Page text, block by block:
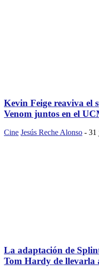
Kevin Feige reaviva el
Venom juntos en el
Cine Jesús Reche Alonso - 31
La adaptación de
Tom Hardy de llevarla